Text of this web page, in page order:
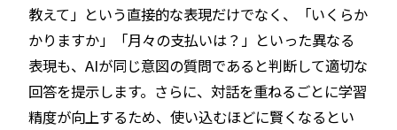
教えて」という直接的な表現だけでなく、「いくらか
かりますか」「月々の支払いは？」といった異なる
表現も、AIが同じ意図の質問であると判断して適切な
回答を提示します。さらに、対話を重ねるごとに学習
精度が向上するため、使い込むほどに賢くなるとい